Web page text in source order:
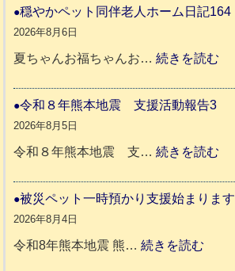
穏やかペット同伴老人ホーム日記164
2026年8月6日
夏ちゃんお福ちゃんお…続きを読む
ト
令和８年熊本地震 支援活動報告3
2026年8月5日
令和８年熊本地震 支…続きを読む
和
被災ペット一時預かり支援始まります
2026年8月4日
令和8年熊本地震 熊…続きを読む